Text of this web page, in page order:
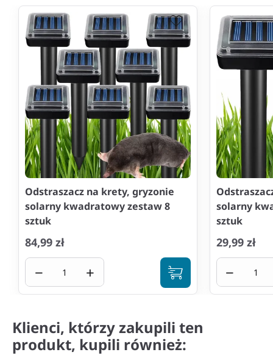
Odstraszacz na krety, gryzonie
solarny kwadratowy zestaw 8
sztuk
84,99 zł
− +
solarny
sztuk
29,99 zł
−
Klienci, którzy zakupili ten
produkt, kupili również: